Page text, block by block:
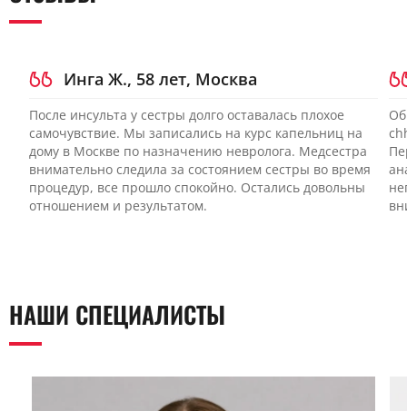
сочетании методов и регулярной оценке динамики.
Инга Ж., 58 лет, Москва
После инсульта у сестры долго оставалась плохое
самочувствие. Мы записались на курс капельниц на
дому в Москве по назначению невролога. Медсестра
внимательно следила за состоянием сестры во время
процедур, все прошло спокойно. Остались довольны
отношением и результатом.
НАШИ СПЕЦИАЛИСТЫ